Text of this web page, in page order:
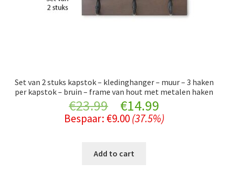
Set van 2 stuks kapstok – kledinghanger – muur – 3 haken
per kapstok – bruin – frame van hout met metalen haken
€23.99
Original
price
was:
€14.99Current
price
Bespaar: €9.00 (37.5%)
Add to cart